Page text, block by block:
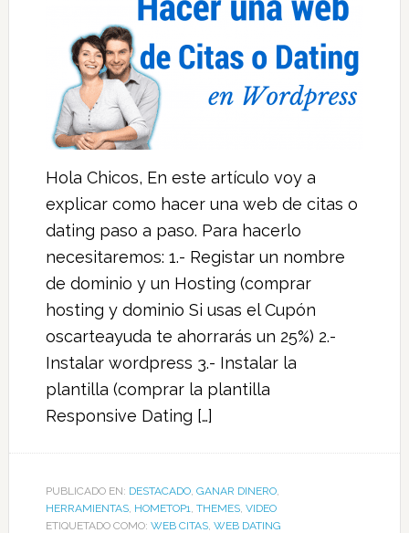
Hola Chicos, En este artículo voy a
explicar como hacer una web de citas o
dating paso a paso. Para hacerlo
necesitaremos: 1.- Registar un nombre
de dominio y un Hosting (comprar
hosting y dominio Si usas el Cupón
oscarteayuda te ahorrarás un 25%) 2.-
Instalar wordpress 3.- Instalar la
plantilla (comprar la plantilla
Responsive Dating […]
PUBLICADO EN: DESTACADO, GANAR DINERO,
HERRAMIENTAS, HOMETOP1, THEMES, VIDEO
ETIQUETADO COMO: WEB CITAS, WEB DATING